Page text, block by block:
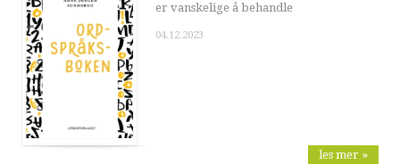
er vanskelige å behandle
04.12.2023
les mer »